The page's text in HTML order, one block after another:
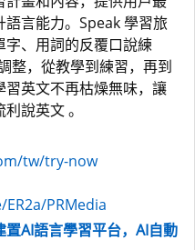
言能力。Speak 學習旅
、用詞的反覆口說練
整，從教學到練習，再到
英文不再枯燥無味，讓
說英文 。
tw/try-now
PRMedia
AI語言學習平台，AI自動